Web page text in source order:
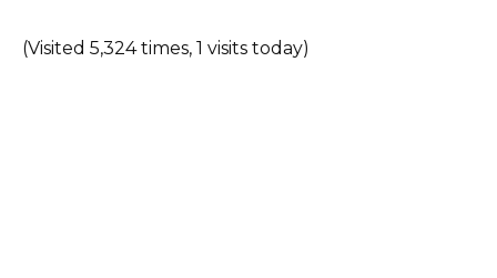
(Visited 5,324 times, 1 visits today)